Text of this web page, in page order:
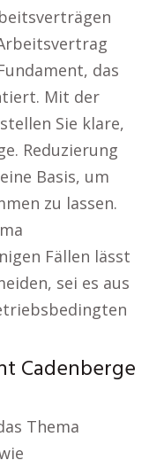
das
Mit der
Sie klare,
Reduzierung
Basis, um
zu lassen.
Fällen lässt
sei es aus
Cadenberge
Thema